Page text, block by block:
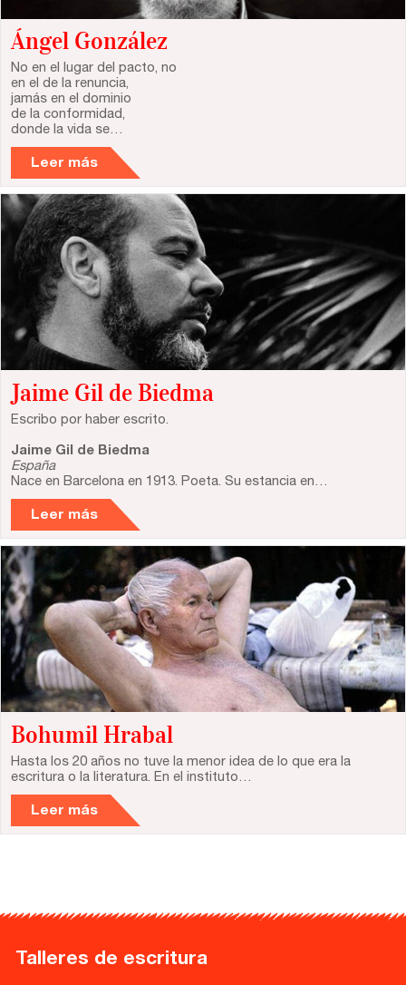
Ángel González
No en el lugar del pacto, no
en el de la renuncia,
jamás en el dominio
de la conformidad,
donde la vida se…
Leer más
Jaime Gil de Biedma
Escribo por haber escrito.
Jaime Gil de Biedma
España
Nace en Barcelona en 1913. Poeta. Su estancia en…
Leer más
Bohumil Hrabal
Hasta los 20 años no tuve la menor idea de lo que era la
escritura o la literatura. En el instituto…
Leer más
Talleres de escritura